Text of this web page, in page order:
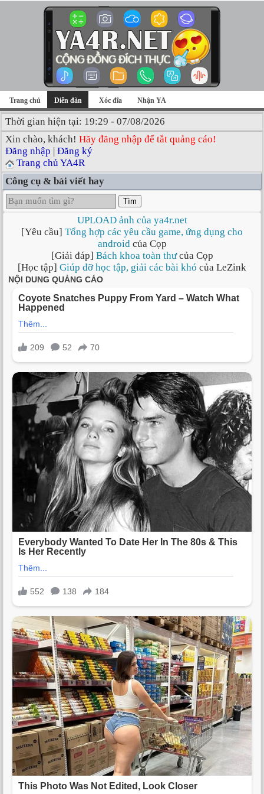
Trang chủ Diễn đàn Xóc đĩa Nhận YA
Thời gian hiện tại: 19:29 - 07/08/2026
Xin chào, khách! Hãy đăng nhập để tắt quảng cáo!
Đăng nhập | Đăng ký
Trang chủ YA4R
Công cụ & bài viết hay
Tìm
UPLOAD ảnh của ya4r.net
[Yêu cầu] Tổng hợp các yêu cầu game, ứng dụng cho
androidcủa Cọp
[Giải đáp] Bách khoa toàn thưcủa Cọp
[Học tập] Giúp đỡ học tập, giải các bài khó của LeZink